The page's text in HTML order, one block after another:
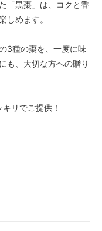
「黒棗」は、コクと香
しめます。
3種の棗を、一度に味
も、大切な方への贈り
リでご提供！